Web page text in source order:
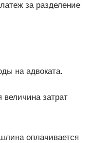
за разделение
на адвоката.
затрат
оплачивается